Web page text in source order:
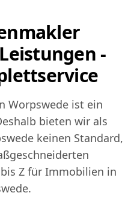
-
Worpswede ist ein
bieten wir als
keinen Standard,
Z für Immobilien in